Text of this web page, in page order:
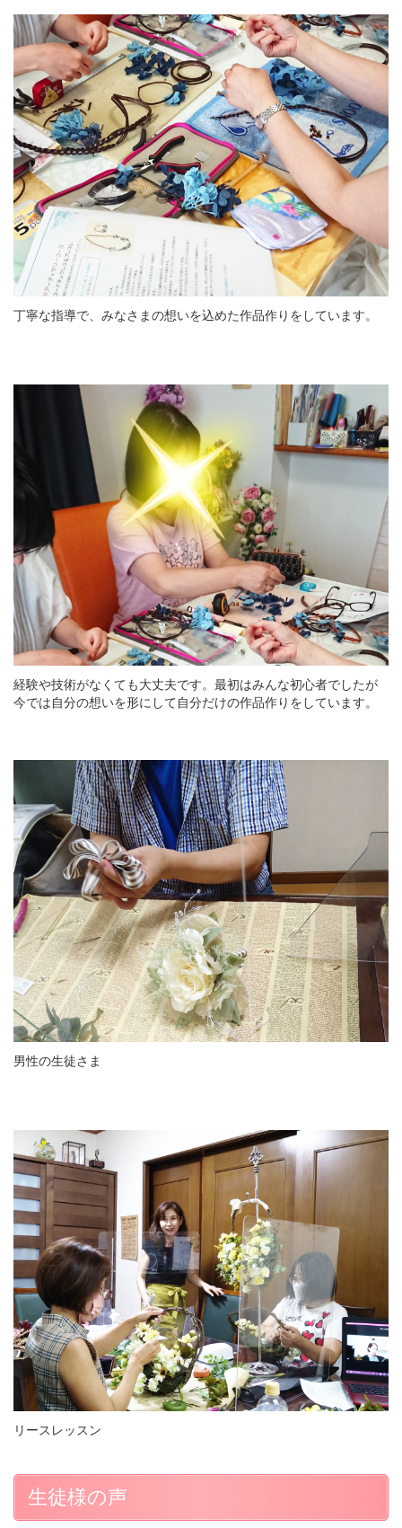
丁寧な指導で、みなさまの想いを込めた作品作りをしています。
経験や技術がなくても大丈夫です。最初はみんな初心者でしたが
今では自分の想いを形にして自分だけの作品作りをしています。
男性の生徒さま
リースレッスン
生徒様の声